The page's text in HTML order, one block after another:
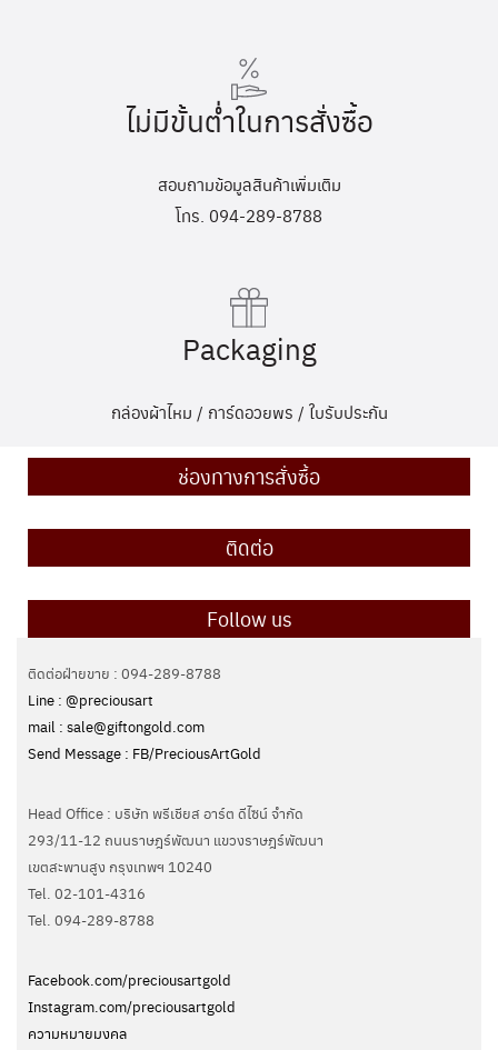
ไม่มีขั้นต่ำในการสั่งซื้อ
สอบถามข้อมูลสินค้าเพิ่มเติม
โทร. 094-289-8788
Packaging
กล่องผ้าไหม / การ์ดอวยพร / ใบรับประกัน
ช่องทางการสั่งซื้อ
ติดต่อ
Follow us
ติดต่อฝ่ายขาย : 094-289-8788
Line : @preciousart
mail : sale@giftongold.com
Send Message : FB/PreciousArtGold
Head Office : บริษัท พรีเชียส อาร์ต ดีไซน์ จำกัด
293/11-12 ถนนราษฎร์พัฒนา แขวงราษฎร์พัฒนา
เขตสะพานสูง กรุงเทพฯ 10240
Tel. 02-101-4316
Tel. ‭094-289-8788‬
Facebook.com/preciousartgold
Instagram.com/preciousartgold
ความหมายมงคล